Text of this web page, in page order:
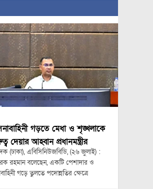
গড়তে মেধা ও শৃঙ্খলাকে
দেয়ার আহ্বান প্রধানমন্ত্রীর
(ঢাকা), এবিসিনিউজবিডি, (২৬ জুলাই) :
রহমান বলেছেন, একটি পেশাদার ও
গড়ে তুলতে পদোন্নতির ক্ষেত্রে